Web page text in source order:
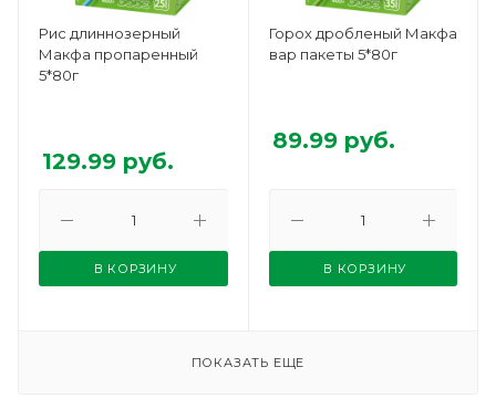
Рис длиннозерный
Макфа пропаренный
5*80г
129.99 руб.
В КОРЗИНУ
Горох дробленый Макфа
вар пакеты 5*80г
89.99руб.
В КОРЗИНУ
ПОКАЗАТЬ ЕЩЕ